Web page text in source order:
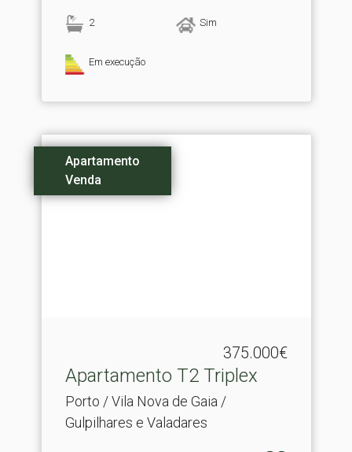
2 Sim
Em execução
Apartamento
Venda
375.000€
Apartamento T2 Triplex
Porto / Vila Nova de Gaia /
Gulpilhares e Valadares